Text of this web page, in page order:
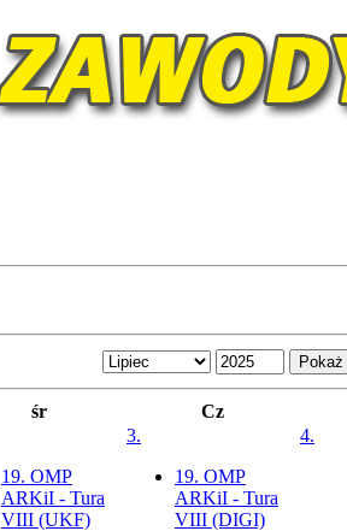
śr Cz
19. OMP
ARKiI - Tura
VIII (UKF)
3.
19. OMP
ARKiI - Tura
VIII (DIGI)
4.